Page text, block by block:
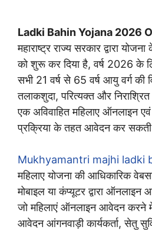
Ladki Bahin Yojana 2026
महाराष्ट्र राज्य सरकार द्वारा
को शुरू कर दिया है, वर्ष 2026 के
सभी 21 वर्ष से 65 वर्ष आयु वर्ग की
तलाकशुदा, परित्यक्त और निराश्रित
एक अविवाहित महिलाए ऑनलाइन
प्रक्रिया के तहत आवेदन कर
Mukhyamantri majhi ladki
महिलाए योजना की आधिकारिक
मोबाइल या कंप्यूटर द्वारा
जो महिलाएं ऑनलाइन आवेदन करने
आवेदन आंगनवाड़ी कार्यकर्ता, सेतु